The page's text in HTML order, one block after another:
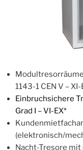
1143-1 CEN V –
Einbruchsichere
Grad I – VI-EX*
(elektronisch/
Nacht-Tresore